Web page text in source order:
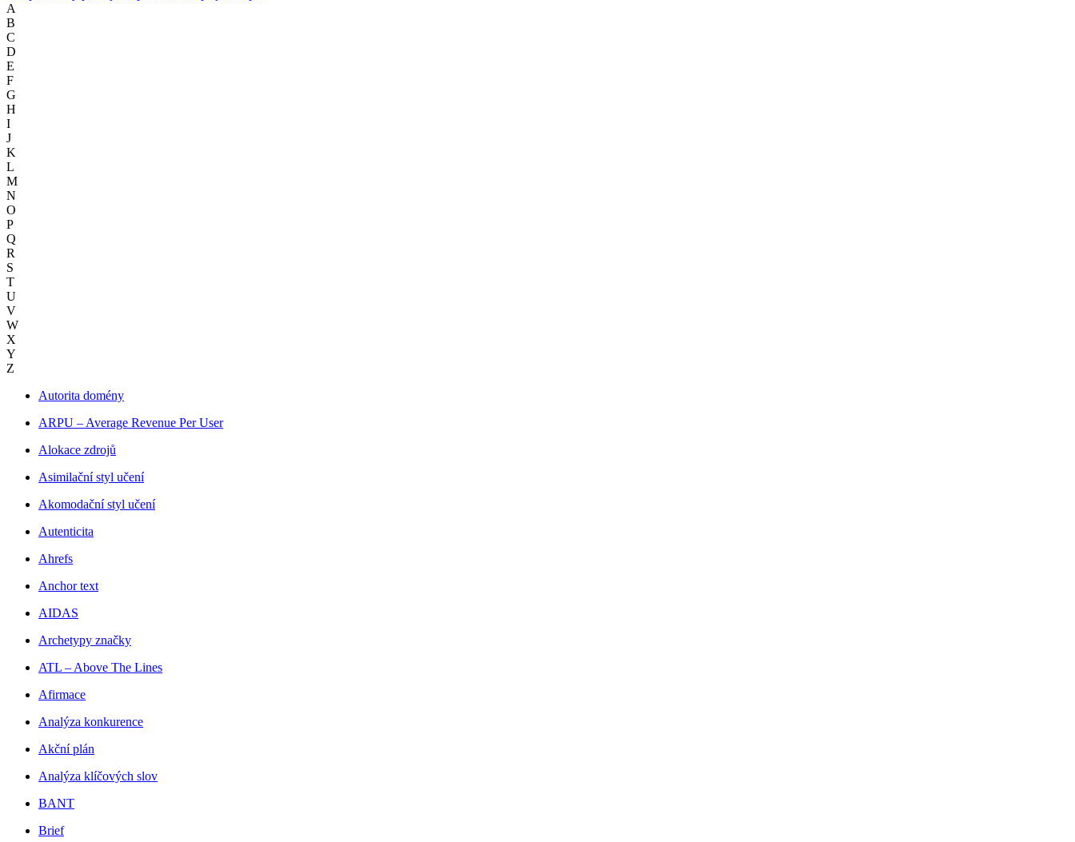
A
B
C
D
E
F
G
H
I
J
K
L
M
N
O
P
Q
R
S
T
U
V
W
X
Y
Z
Autorita domény
ARPU – Average Revenue Per User
Alokace zdrojů
Asimilační styl učení
Akomodační styl učení
Autenticita
Ahrefs
Anchor text
AIDAS
Archetypy značky
ATL – Above The Lines
Afirmace
Analýza konkurence
Akční plán
Analýza klíčových slov
BANT
Brief